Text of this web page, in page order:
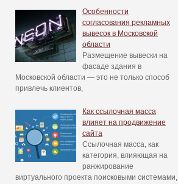
Особенности
согласования рекламных
вывесок в Московской
области
Размещение вывески на
фасаде здания в
Московской области — это не только способ
привлечь клиентов,
Как ссылочная масса
влияет на продвижение
сайта
Ссылочная масса, как
категория, влияющая на
ранжирование
виртуального проекта поисковыми системами,